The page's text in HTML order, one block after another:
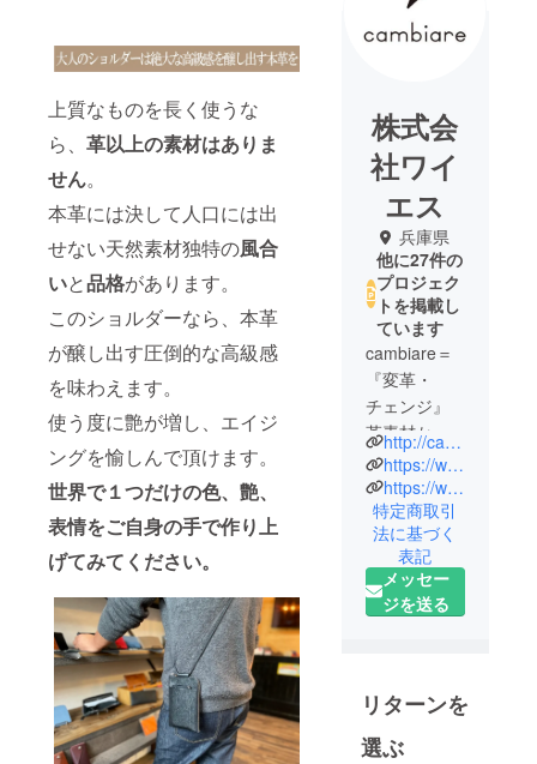
上質なものを長く使うな
ら、 革以上の素材はありま
せん。
本革には決して人口には出
せない天然素材独特の風合
いと品格があります。
このショルダーなら、本革
が醸し出す圧倒的な高級感
を味わえます。
使う度に艶が増し、エイジ
ングを愉しんで頂けます。
世界で１つだけの色、艶、
表情をご自身の手で作り上
げてみてください。
株式会
社ワイ
エス
兵庫県
他に27件の
プロジェク
トを掲載し
ています
cambiare＝
『変革・
チェンジ』
革素材から
一貫して生
産すること
で、良いも
のを、より
お求めやす
い価格で。
私達が暮ら
日本全国で
の革素材の
流通のなん
http://cambiare.jp/
https://www.instagram.com/cambiare_japan/
https://www.facebook.com/cambiare.official/
特定商取引
法に基づく
表記
メッセー
ジを送る
リターンを
選ぶ